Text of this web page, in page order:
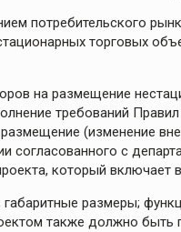
потребительского
торговых
на размещение
требований Правил
(изменение
согласованного с
который включает
размеры;
также должно быть